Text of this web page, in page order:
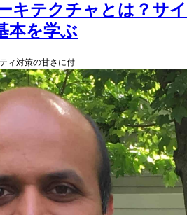
キテクチャとは？サイ
本を学ぶ
ィ対策の甘さに付